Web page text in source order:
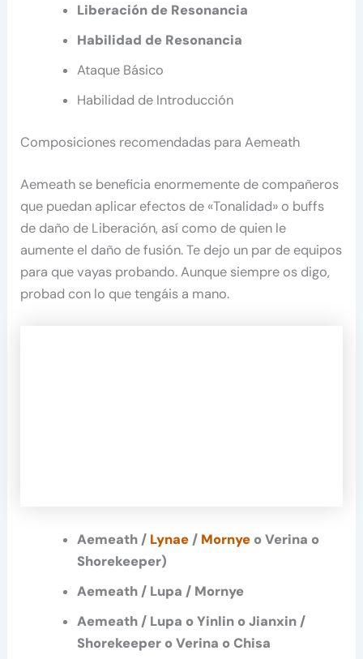
Liberación de Resonancia
Habilidad de Resonancia
Ataque Básico
Habilidad de Introducción
Composiciones recomendadas para Aemeath
Aemeath se beneficia enormemente de compañeros
que puedan aplicar efectos de «Tonalidad» o buffs
de daño de Liberación, así como de quien le
aumente el daño de fusión. Te dejo un par de equipos
para que vayas probando. Aunque siempre os digo,
probad con lo que tengáis a mano.
Aemeath / Lynae/ Mornyeo Verina o
Shorekeeper)
Aemeath / Lupa / Mornye
Aemeath / Lupa o Yinlin o Jianxin /
Shorekeeper o Verina o Chisa